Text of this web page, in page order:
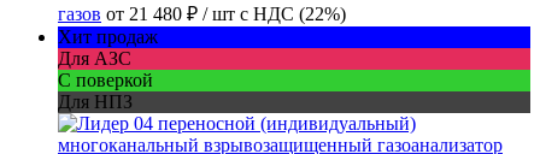
газов от 21 480 ₽ / шт с НДС (22%)
Хит продаж
Для АЗС
С поверкой
Для НПЗ